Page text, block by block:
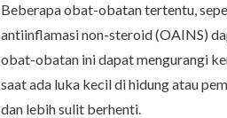
Beberapa obat-obatan tertentu,
antiinflamasi non-steroid (OAINS)
obat-obatan ini dapat mengurangi
saat ada luka kecil di hidung atau
dan lebih sulit berhenti.